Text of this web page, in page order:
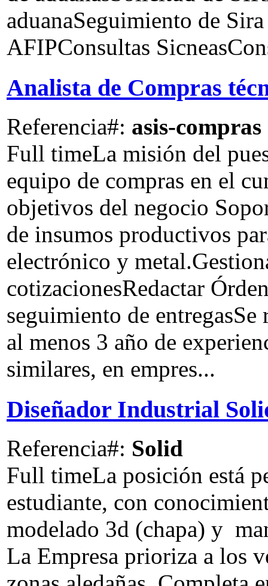
aduanaSeguimiento de
AFIPConsultas
Analista de Compras
Referencia#: asis-compras
Full timeLa misión del
equipo de compras en el
objetivos del negocio
de insumos productivos
electrónico y
cotizacionesRedactar
seguimiento de
al menos 3 año de
similares, en empres...
Diseñador Industrial
Referencia#: Solid
Full timeLa posición está
estudiante, con
modelado 3d (chapa) y
La Empresa prioriza a los